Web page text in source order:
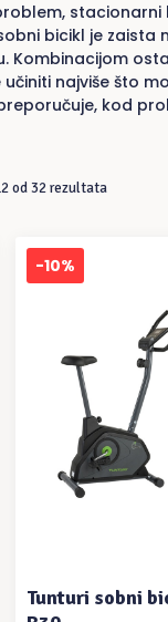
bicikl je zaista
Kombinacijom
najviše što
kod
od 32 rezultata
-10%
DODAJ U
Tunturi sobni